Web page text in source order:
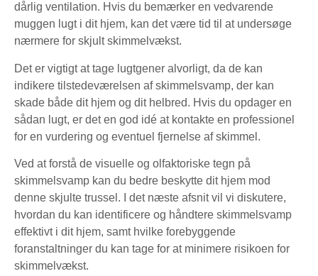
dårlig ventilation. Hvis du bemærker en vedvarende
muggen lugt i dit hjem, kan det være tid til at undersøge
nærmere for skjult skimmelvækst.
Det er vigtigt at tage lugtgener alvorligt, da de kan
indikere tilstedeværelsen af skimmelsvamp, der kan
skade både dit hjem og dit helbred. Hvis du opdager en
sådan lugt, er det en god idé at kontakte en professionel
for en vurdering og eventuel fjernelse af skimmel.
Ved at forstå de visuelle og olfaktoriske tegn på
skimmelsvamp kan du bedre beskytte dit hjem mod
denne skjulte trussel. I det næste afsnit vil vi diskutere,
hvordan du kan identificere og håndtere skimmelsvamp
effektivt i dit hjem, samt hvilke forebyggende
foranstaltninger du kan tage for at minimere risikoen for
skimmelvækst.